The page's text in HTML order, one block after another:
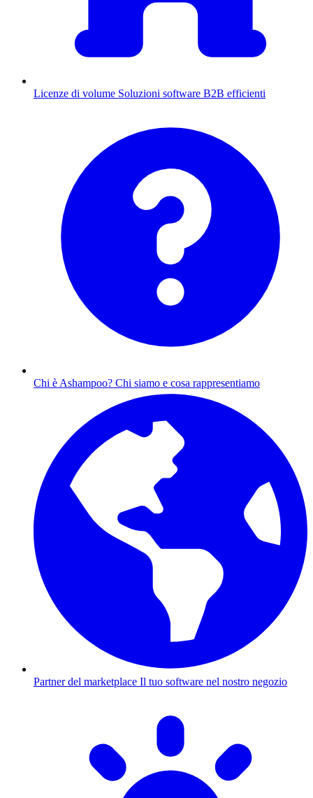
Licenze di volume Soluzioni software B2B efficienti
Chi è Ashampoo? Chi siamo e cosa rappresentiamo
Partner del marketplace Il tuo software nel nostro negozio